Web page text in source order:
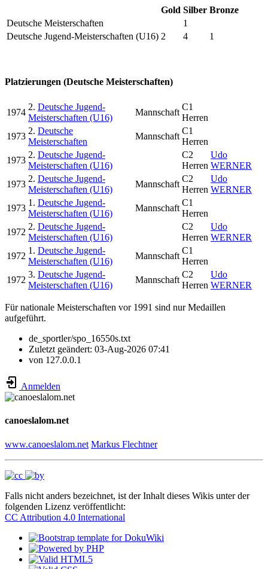
Gold Silber Bronze
Deutsche Meisterschaften
1
Deutsche Jugend-Meisterschaften (U16) 2 4 1
Platzierungen (Deutsche Meisterschaften)
1974
2. Deutsche Jugend-
Meisterschaften (U16)
Mannschaft
C1
Herren
1973
2. Deutsche
Meisterschaften
Mannschaft
C1
Herren
1973
2. Deutsche Jugend-
Meisterschaften (U16)
C2
Herren
Udo
WERNER
1973
2. Deutsche Jugend-
Meisterschaften (U16)
Mannschaft
C2
Herren
Udo
WERNER
1973
1. Deutsche Jugend-
Meisterschaften (U16)
Mannschaft
C1
Herren
1972
2. Deutsche Jugend-
Meisterschaften (U16)
C2
Herren
Udo
WERNER
1972
1. Deutsche Jugend-
Meisterschaften (U16)
Mannschaft
C1
Herren
1972
3. Deutsche Jugend-
Meisterschaften (U16)
Mannschaft
C2
Herren
Udo
WERNER
Für nationale Meisterschaften vor 1991 sind nur Medaillen
aufgeführt.
de_sportler/spo_16550s.txt
Zuletzt geändert: 03-Aug-2026 07:41
von 127.0.0.1
Anmelden
canoeslalom.net
www.canoeslalom.net Markus Flechtner
Falls nicht anders bezeichnet, ist der Inhalt dieses Wikis unter der
folgenden Lizenz veröffentlicht:
CC Attribution 4.0 International